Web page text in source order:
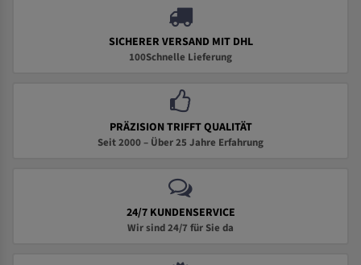
SICHERER VERSAND MIT DHL
100Schnelle Lieferung
PRÄZISION TRIFFT QUALITÄT
Seit 2000 – Über 25 Jahre Erfahrung
24/7 KUNDENSERVICE
Wir sind 24/7 für Sie da